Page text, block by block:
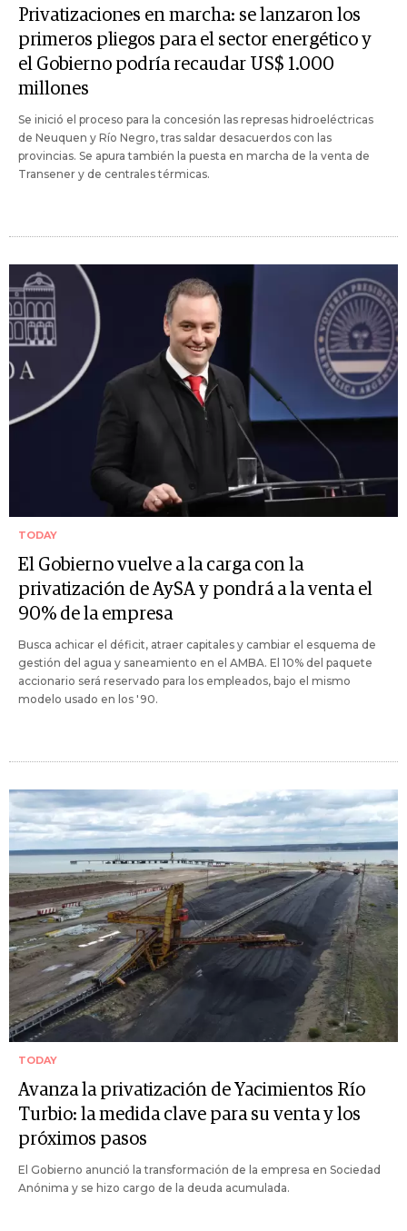
Privatizaciones en marcha: se lanzaron los
primeros pliegos para el sector energético y
el Gobierno podría recaudar US$ 1.000
millones
Se inició el proceso para la concesión las represas hidroeléctricas
de Neuquen y Río Negro, tras saldar desacuerdos con las
provincias. Se apura también la puesta en marcha de la venta de
Transener y de centrales térmicas.
TODAY
El Gobierno vuelve a la carga con la
privatización de AySA y pondrá a la venta el
90% de la empresa
Busca achicar el déficit, atraer capitales y cambiar el esquema de
gestión del agua y saneamiento en el AMBA. El 10% del paquete
accionario será reservado para los empleados, bajo el mismo
modelo usado en los '90.
TODAY
Avanza la privatización de Yacimientos Río
Turbio: la medida clave para su venta y los
próximos pasos
El Gobierno anunció la transformación de la empresa en Sociedad
Anónima y se hizo cargo de la deuda acumulada.